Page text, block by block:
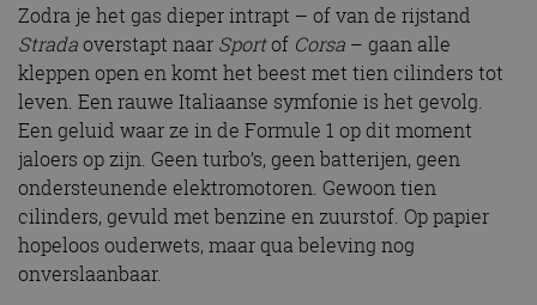
Zodra je het gas dieper intrapt – of van de rijstand
Stradaoverstapt naar Sportof Corsa – gaan alle
kleppen open en komt het beest met tien cilinders tot
leven. Een rauwe Italiaanse symfonie is het gevolg.
Een geluid waar ze in de Formule 1 op dit moment
jaloers op zijn. Geen turbo’s, geen batterijen, geen
ondersteunende elektromotoren. Gewoon tien
cilinders, gevuld met benzine en zuurstof. Op papier
hopeloos ouderwets, maar qua beleving nog
onverslaanbaar.